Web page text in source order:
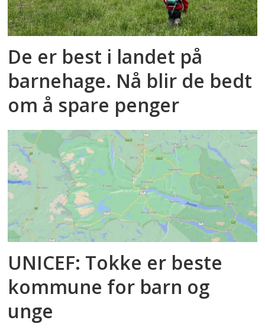
De er best i landet på
barnehage. Nå blir de bedt
om å spare penger
UNICEF: Tokke er beste
kommune for barn og
unge